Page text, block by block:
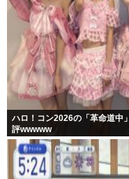
ハロ！コン2026の「革命道中
評wwwww